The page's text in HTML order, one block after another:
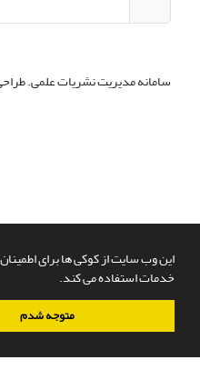
این وب سایت از کوکی ها برای اطمینان
خدمات استفاده می کند.
متوجه شدم
سامانه مدیریت نشریات علمی.